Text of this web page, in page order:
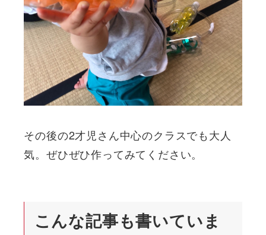
その後の2才児さん中心のクラスでも大人
気。ぜひぜひ作ってみてください。
こんな記事も書いていま